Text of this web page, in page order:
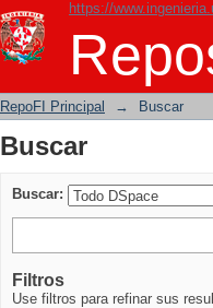
https://
Buscar
RepoFI Principal → Buscar
Buscar
Buscar:
Filtros
Use filtros para refinar sus